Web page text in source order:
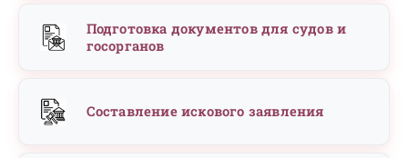
Подготовка документов для судов и
госорганов
Составление искового заявления